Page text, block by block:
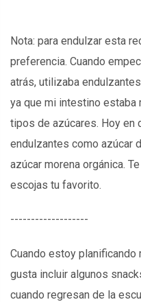
Nota: para endulzar esta
preferencia. Cuando
atrás, utilizaba
ya que mi intestino estaba
tipos de azúcares. Hoy en
endulzantes como azúcar
azúcar morena orgánica.
escojas tu favorito.
-------------------
Cuando estoy
gusta incluir algunos
cuando regresan de la